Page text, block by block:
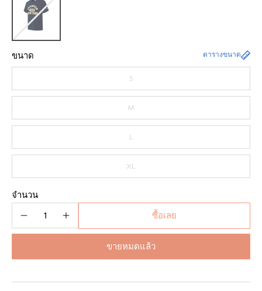
ขนาด ตารางขนาด
S
M
L
XL
จำนวน
ขายหมดแล้ว
ซื้อเลย